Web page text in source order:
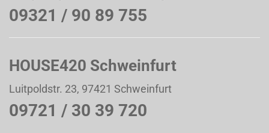
09321 / 90 89 755
HOUSE420 Schweinfurt
Luitpoldstr. 23, 97421 Schweinfurt
09721 / 30 39 720